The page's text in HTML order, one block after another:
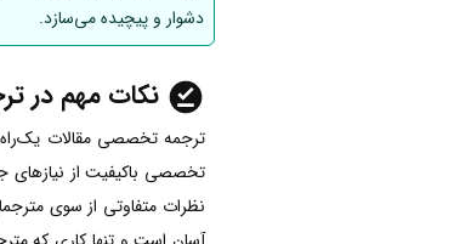
دشوار و پیچیده می‌سازد.
نکات مهم در
ترجمه تخصصی مقالات
تخصصی باکیفیت از
نظرات متفاوتی از سوی